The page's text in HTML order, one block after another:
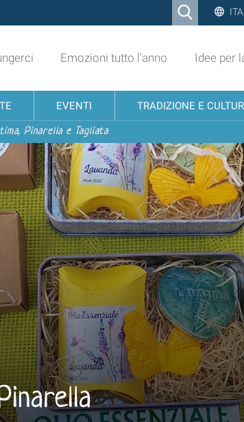
Ricerca
Emozioni tutto l'anno Idee per
EVENTI TRADIZIONE E
Pinarella e Tagliata